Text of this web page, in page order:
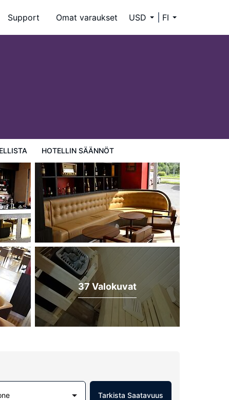
Support Omat varaukset USD FI
HOTELLIN SÄÄNNÖT
37 Valokuvat
Tarkista Saatavuus